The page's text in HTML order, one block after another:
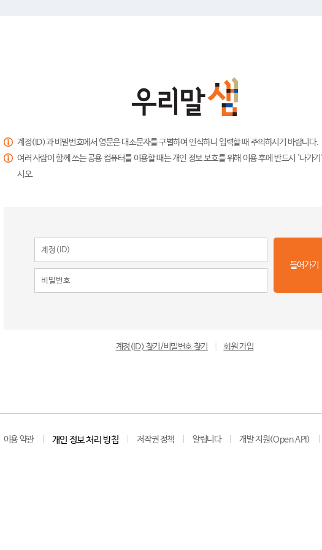
계정(ID)과 비밀번호에서 영문은 대소문자를 구별하여 인식하니 입력할 때 주의하시기 바랍니다.
여러 사람이 함께 쓰는 공용 컴퓨터를 이용할 때는 개인 정보 보호를 위해 이용 후에 반드시 '나가
시오.
들어가기
계정(ID) 찾기/비밀번호 찾기 회원 가입
이용 약관 개인 정보 처리 방침 저작권 정책 알립니다 개발 지원(Open API)